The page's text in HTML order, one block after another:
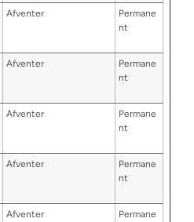
Afventer
Permane
nt
Afventer
Permane
nt
Afventer
Permane
nt
Afventer
Permane
nt
Afventer
Permane